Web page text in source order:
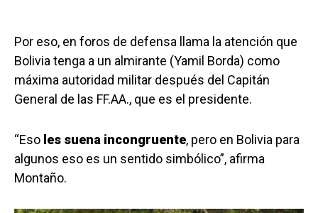
Por eso, en foros de defensa llama la atención que
Bolivia tenga a un almirante (Yamil Borda) como
máxima autoridad militar después del Capitán
General de las FF.AA., que es el presidente.
“Eso les suena incongruente, pero en Bolivia para
algunos eso es un sentido simbólico”, afirma
Montaño.